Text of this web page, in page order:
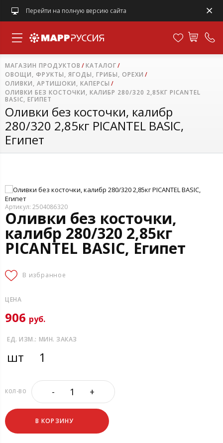
Перейти на полную версию сайта
МАГАЗИН ПРОДУКТОВ
КАТАЛОГ
ОВОЩИ, ФРУКТЫ, ЯГОДЫ, ГРИБЫ, ОРЕХИ
ОЛИВКИ, АРТИШОКИ, КАПЕРСЫ
ОЛИВКИ БЕЗ КОСТОЧКИ, КАЛИБР 280/320 2,85КГ PICANTEL
BASIC, ЕГИПЕТ
Оливки без косточки, калибр
280/320 2,85кг PICANTEL BASIC,
Египет
Артикул: 2504086320
Оливки без косточки,
калибр 280/320 2,85кг
PICANTEL BASIC, Египет
В избранное
ЦЕНА
906 руб.
ЕД. ИЗМ.:
шт
МИН. ЗАКАЗ
1
КОЛ-ВО - +
В КОРЗИНУ